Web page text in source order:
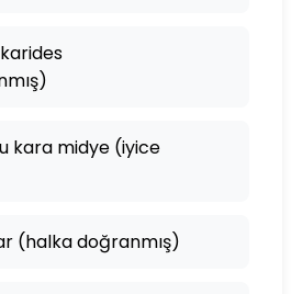
kara midye (iyice
(halka doğranmış)